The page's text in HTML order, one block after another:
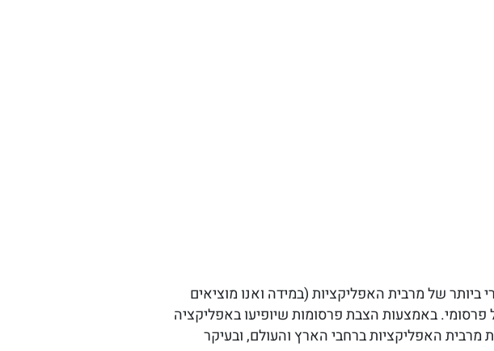
של מרבית האפליקציות (במידה ואנו מוציאים
באמצעות הצבת פרסומות שיופיעו באפליקציה
מרבית האפליקציות ברחבי הארץ והעולם, ובעיקר